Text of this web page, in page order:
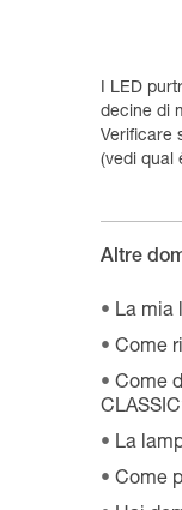
I LED
decine di
Verificare
(vedi qual
Altre
La mia
Come
Come
La
Come